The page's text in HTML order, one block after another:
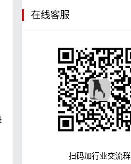
在线客服
扫码加行业交流群